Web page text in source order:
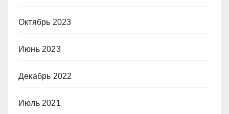
Октябрь 2023
Июнь 2023
Декабрь 2022
Июль 2021